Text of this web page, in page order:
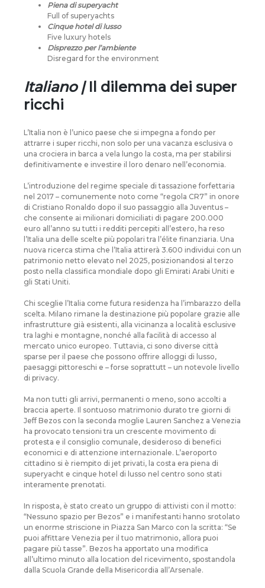
Piena di superyacht
Full of superyachts
Cinque hotel di lusso
Five luxury hotels
Disprezzo per l’ambiente
Disregard for the environment
Italiano |Il dilemma dei super
ricchi
L’Italia non è l’unico paese che si impegna a fondo per
attrarre i super ricchi, non solo per una vacanza esclusiva o
una crociera in barca a vela lungo la costa, ma per stabilirsi
definitivamente e investire il loro denaro nell’economia.
L’introduzione del regime speciale di tassazione forfettaria
nel 2017 – comunemente noto come “regola CR7” in onore
di Cristiano Ronaldo dopo il suo passaggio alla Juventus –
che consente ai milionari domiciliati di pagare 200.000
euro all’anno su tutti i redditi percepiti all’estero, ha reso
l’Italia una delle scelte più popolari tra l’élite finanziaria. Una
nuova ricerca stima che l’Italia attirerà 3.600 individui con un
patrimonio netto elevato nel 2025, posizionandosi al terzo
posto nella classifica mondiale dopo gli Emirati Arabi Uniti e
gli Stati Uniti.
Chi sceglie l’Italia come futura residenza ha l’imbarazzo della
scelta. Milano rimane la destinazione più popolare grazie alle
infrastrutture già esistenti, alla vicinanza a località esclusive
tra laghi e montagne, nonché alla facilità di accesso al
mercato unico europeo. Tuttavia, ci sono diverse città
sparse per il paese che possono offrire alloggi di lusso,
paesaggi pittoreschi e – forse soprattutt – un notevole livello
di privacy.
Ma non tutti gli arrivi, permanenti o meno, sono accolti a
braccia aperte. Il sontuoso matrimonio durato tre giorni di
Jeff Bezos con la seconda moglie Lauren Sanchez a Venezia
ha provocato tensioni tra un crescente movimento di
protesta e il consiglio comunale, desideroso di benefici
economici e di attenzione internazionale. L’aeroporto
cittadino si è riempito di jet privati, la costa era piena di
superyacht e cinque hotel di lusso nel centro sono stati
interamente prenotati.
In risposta, è stato creato un gruppo di attivisti con il motto:
“Nessuno spazio per Bezos” e i manifestanti hanno srotolato
un enorme striscione in Piazza San Marco con la scritta: “Se
puoi affittare Venezia per il tuo matrimonio, allora puoi
pagare più tasse”. Bezos ha apportato una modifica
all’ultimo minuto alla location del ricevimento, spostandola
dalla Scuola Grande della Misericordia all’Arsenale.